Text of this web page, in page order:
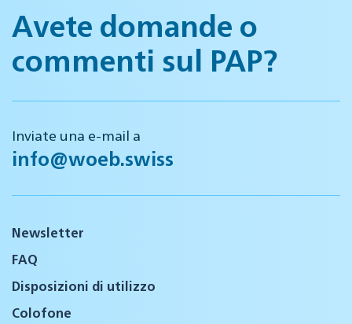
Avete domande o
commenti sul PAP?
Inviate una e-mail a
info@woeb.swiss
Newsletter
FAQ
Disposizioni di utilizzo
Colofone